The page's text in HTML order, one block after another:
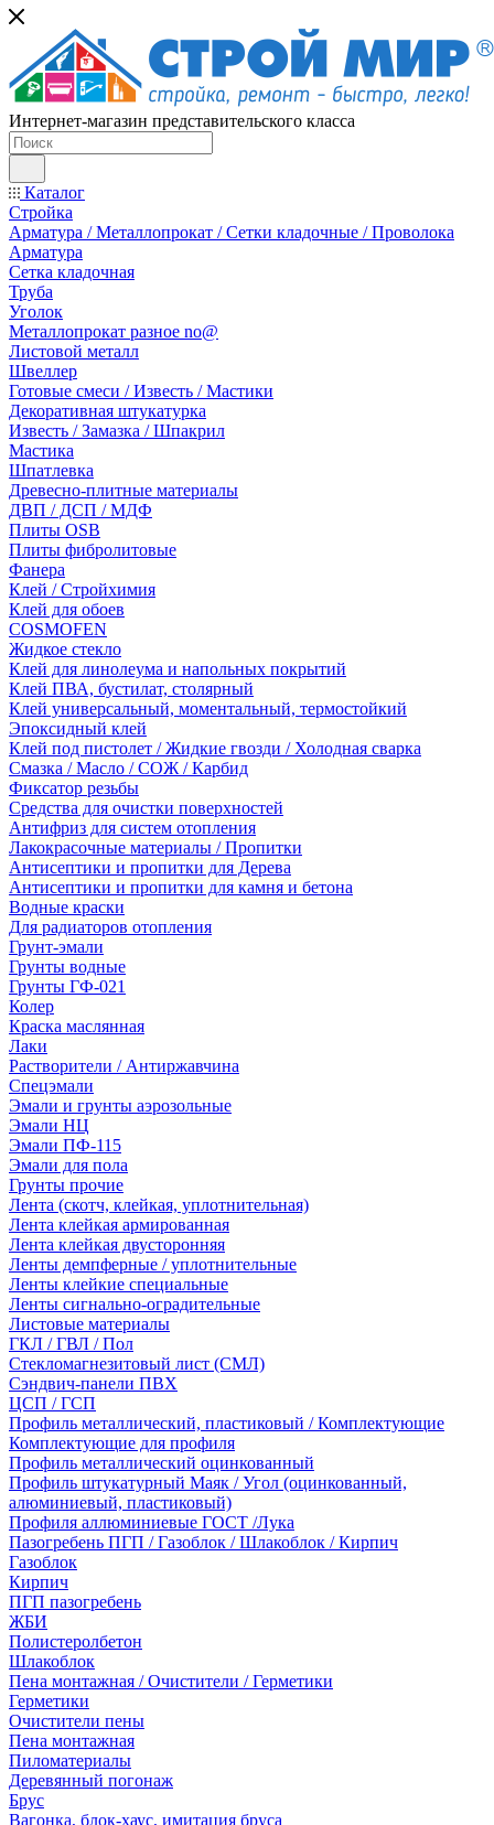
Интернет-магазин представительского класса
Каталог
Стройка
Арматура / Металлопрокат / Сетки кладочные / Проволока
Арматура
Сетка кладочная
Труба
Уголок
Металлопрокат разное no@
Листовой металл
Швеллер
Готовые смеси / Известь / Мастики
Декоративная штукатурка
Известь / Замазка / Шпакрил
Мастика
Шпатлевка
Древесно-плитные материалы
ДВП / ДСП / МДФ
Плиты OSB
Плиты фибролитовые
Фанера
Клей / Стройхимия
Клей для обоев
COSMOFEN
Жидкое стекло
Клей для линолеума и напольных покрытий
Клей ПВА, бустилат, столярный
Клей универсальный, моментальный, термостойкий
Эпоксидный клей
Клей под пистолет / Жидкие гвозди / Холодная сварка
Смазка / Масло / СОЖ / Карбид
Фиксатор резьбы
Средства для очистки поверхностей
Антифриз для систем отопления
Лакокрасочные материалы / Пропитки
Антисептики и пропитки для Дерева
Антисептики и пропитки для камня и бетона
Водные краски
Для радиаторов отопления
Грунт-эмали
Грунты водные
Грунты ГФ-021
Колер
Краска маслянная
Лаки
Растворители / Антиржавчина
Спецэмали
Эмали и грунты аэрозольные
Эмали НЦ
Эмали ПФ-115
Эмали для пола
Грунты прочие
Лента (скотч, клейкая, уплотнительная)
Лента клейкая армированная
Лента клейкая двусторонняя
Ленты демпферные / уплотнительные
Ленты клейкие специальные
Ленты сигнально-оградительные
Листовые материалы
ГКЛ / ГВЛ / Пол
Стекломагнезитовый лист (СМЛ)
Сэндвич-панели ПВХ
ЦСП / ГСП
Профиль металлический, пластиковый / Комплектующие
Комплектующие для профиля
Профиль металлический оцинкованный
Профиль штукатурный Маяк / Угол (оцинкованный,
алюминиевый, пластиковый)
Профиля аллюминиевые ГОСТ /Лука
Пазогребень ПГП / Газоблок / Шлакоблок / Кирпич
Газоблок
Кирпич
ПГП пазогребень
ЖБИ
Полистеролбетон
Шлакоблок
Пена монтажная / Очистители / Герметики
Герметики
Очистители пены
Пена монтажная
Пиломатериалы
Деревянный погонаж
Брус
Вагонка, блок-хаус, имитация бруса